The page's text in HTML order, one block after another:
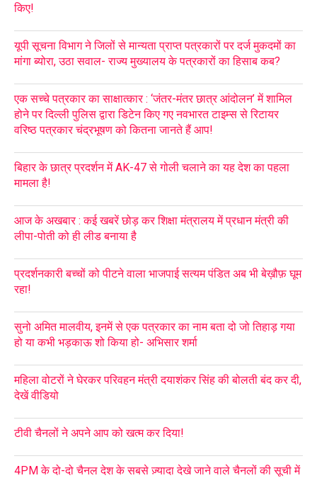
किए!
यूपी सूचना विभाग ने जिलों से मान्यता प्राप्त पत्रकारों पर दर्ज मुकदमों का
मांगा ब्योरा, उठा सवाल- राज्य मुख्यालय के पत्रकारों का हिसाब कब?
एक सच्चे पत्रकार का साक्षात्कार : ‘जंतर-मंतर छात्र आंदोलन’ में शामिल
होने पर दिल्ली पुलिस द्वारा डिटेन किए गए नवभारत टाइम्स से रिटायर
वरिष्ठ पत्रकार चंद्रभूषण को कितना जानते हैं आप!
बिहार के छात्र प्रदर्शन में AK-47 से गोली चलाने का यह देश का पहला
मामला है!
आज के अखबार : कई खबरें छोड़ कर शिक्षा मंत्रालय में प्रधान मंत्री की
लीपा-पोती को ही लीड बनाया है
प्रदर्शनकारी बच्चों को पीटने वाला भाजपाई सत्यम पंडित अब भी बेख़ौफ़ घूम
रहा!
सुनो अमित मालवीय, इनमें से एक पत्रकार का नाम बता दो जो तिहाड़ गया
हो या कभी भड़काऊ शो किया हो- अभिसार शर्मा
महिला वोटरों ने घेरकर परिवहन मंत्री दयाशंकर सिंह की बोलती बंद कर दी,
देखें वीडियो
टीवी चैनलों ने अपने आप को खत्म कर दिया!
4PM के दो-दो चैनल देश के सबसे ज़्यादा देखे जाने वाले चैनलों की सूची में